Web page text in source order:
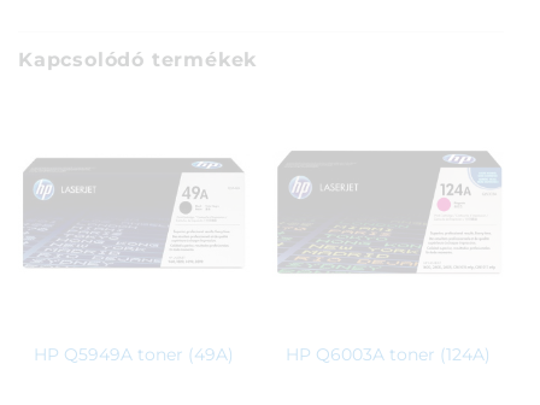
Kapcsolódó termékek
HP Q5949A toner (49A) HP Q6003A toner (124A)